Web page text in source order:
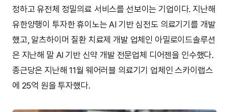
정하고 유전체 정밀의료 서비스를 선보이는 기업이다. 지난해
유한양행이 투자한 휴이노는 AI 기반 심전도 의료기기를 개발
했고, 알츠하이머 질환 치료제 개발 업체인 아밀로이드솔루션
은 지난해 말 AI 기반 신약 개발 전문업체 디어젠을 인수했다.
종근당은 지난해 11월 웨어러블 의료기기 업체인 스카이랩스
에 25억 원을 투자했다.